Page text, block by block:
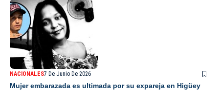
NACIONALES7 De Junio De 2026
Mujer embarazada es ultimada por su expareja en Higüey